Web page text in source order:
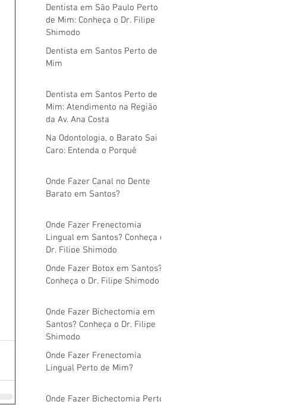
Dentista em São Paulo Perto
de Mim: Conheça o Dr. Filipe
Shimodo
Dentista em Santos Perto de
Mim
Dentista em Santos Perto de
Mim: Atendimento na Região
da Av. Ana Costa
Na Odontologia, o Barato Sai
Caro: Entenda o Porquê
Onde Fazer Canal no Dente
Barato em Santos?
Onde Fazer Frenectomia
Lingual em Santos? Conheça o
Dr. Filipe Shimodo
Onde Fazer Botox em Santos?
Conheça o Dr. Filipe Shimodo
Onde Fazer Bichectomia em
Santos? Conheça o Dr. Filipe
Shimodo
Onde Fazer Frenectomia
Lingual Perto de Mim?
Onde Fazer Bichectomia Perto